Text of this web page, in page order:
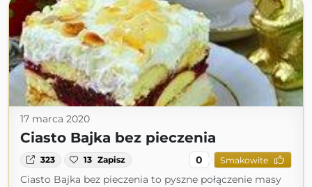
17 marca 2020
Ciasto Bajka bez pieczenia
323 13 Zapisz 0 Smakowite
Ciasto Bajka bez pieczenia to pyszne połączenie masy